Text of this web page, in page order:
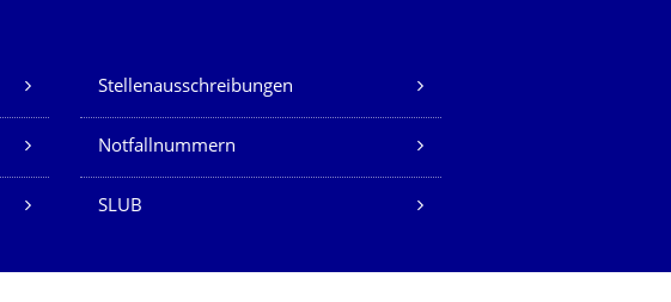
Stellenausschreibungen
Notfallnummern
SLUB